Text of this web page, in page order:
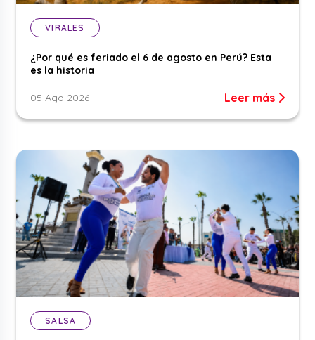
VIRALES
¿Por qué es feriado el 6 de agosto en Perú? Esta
es la historia
05 Ago 2026 Leer más
SALSA